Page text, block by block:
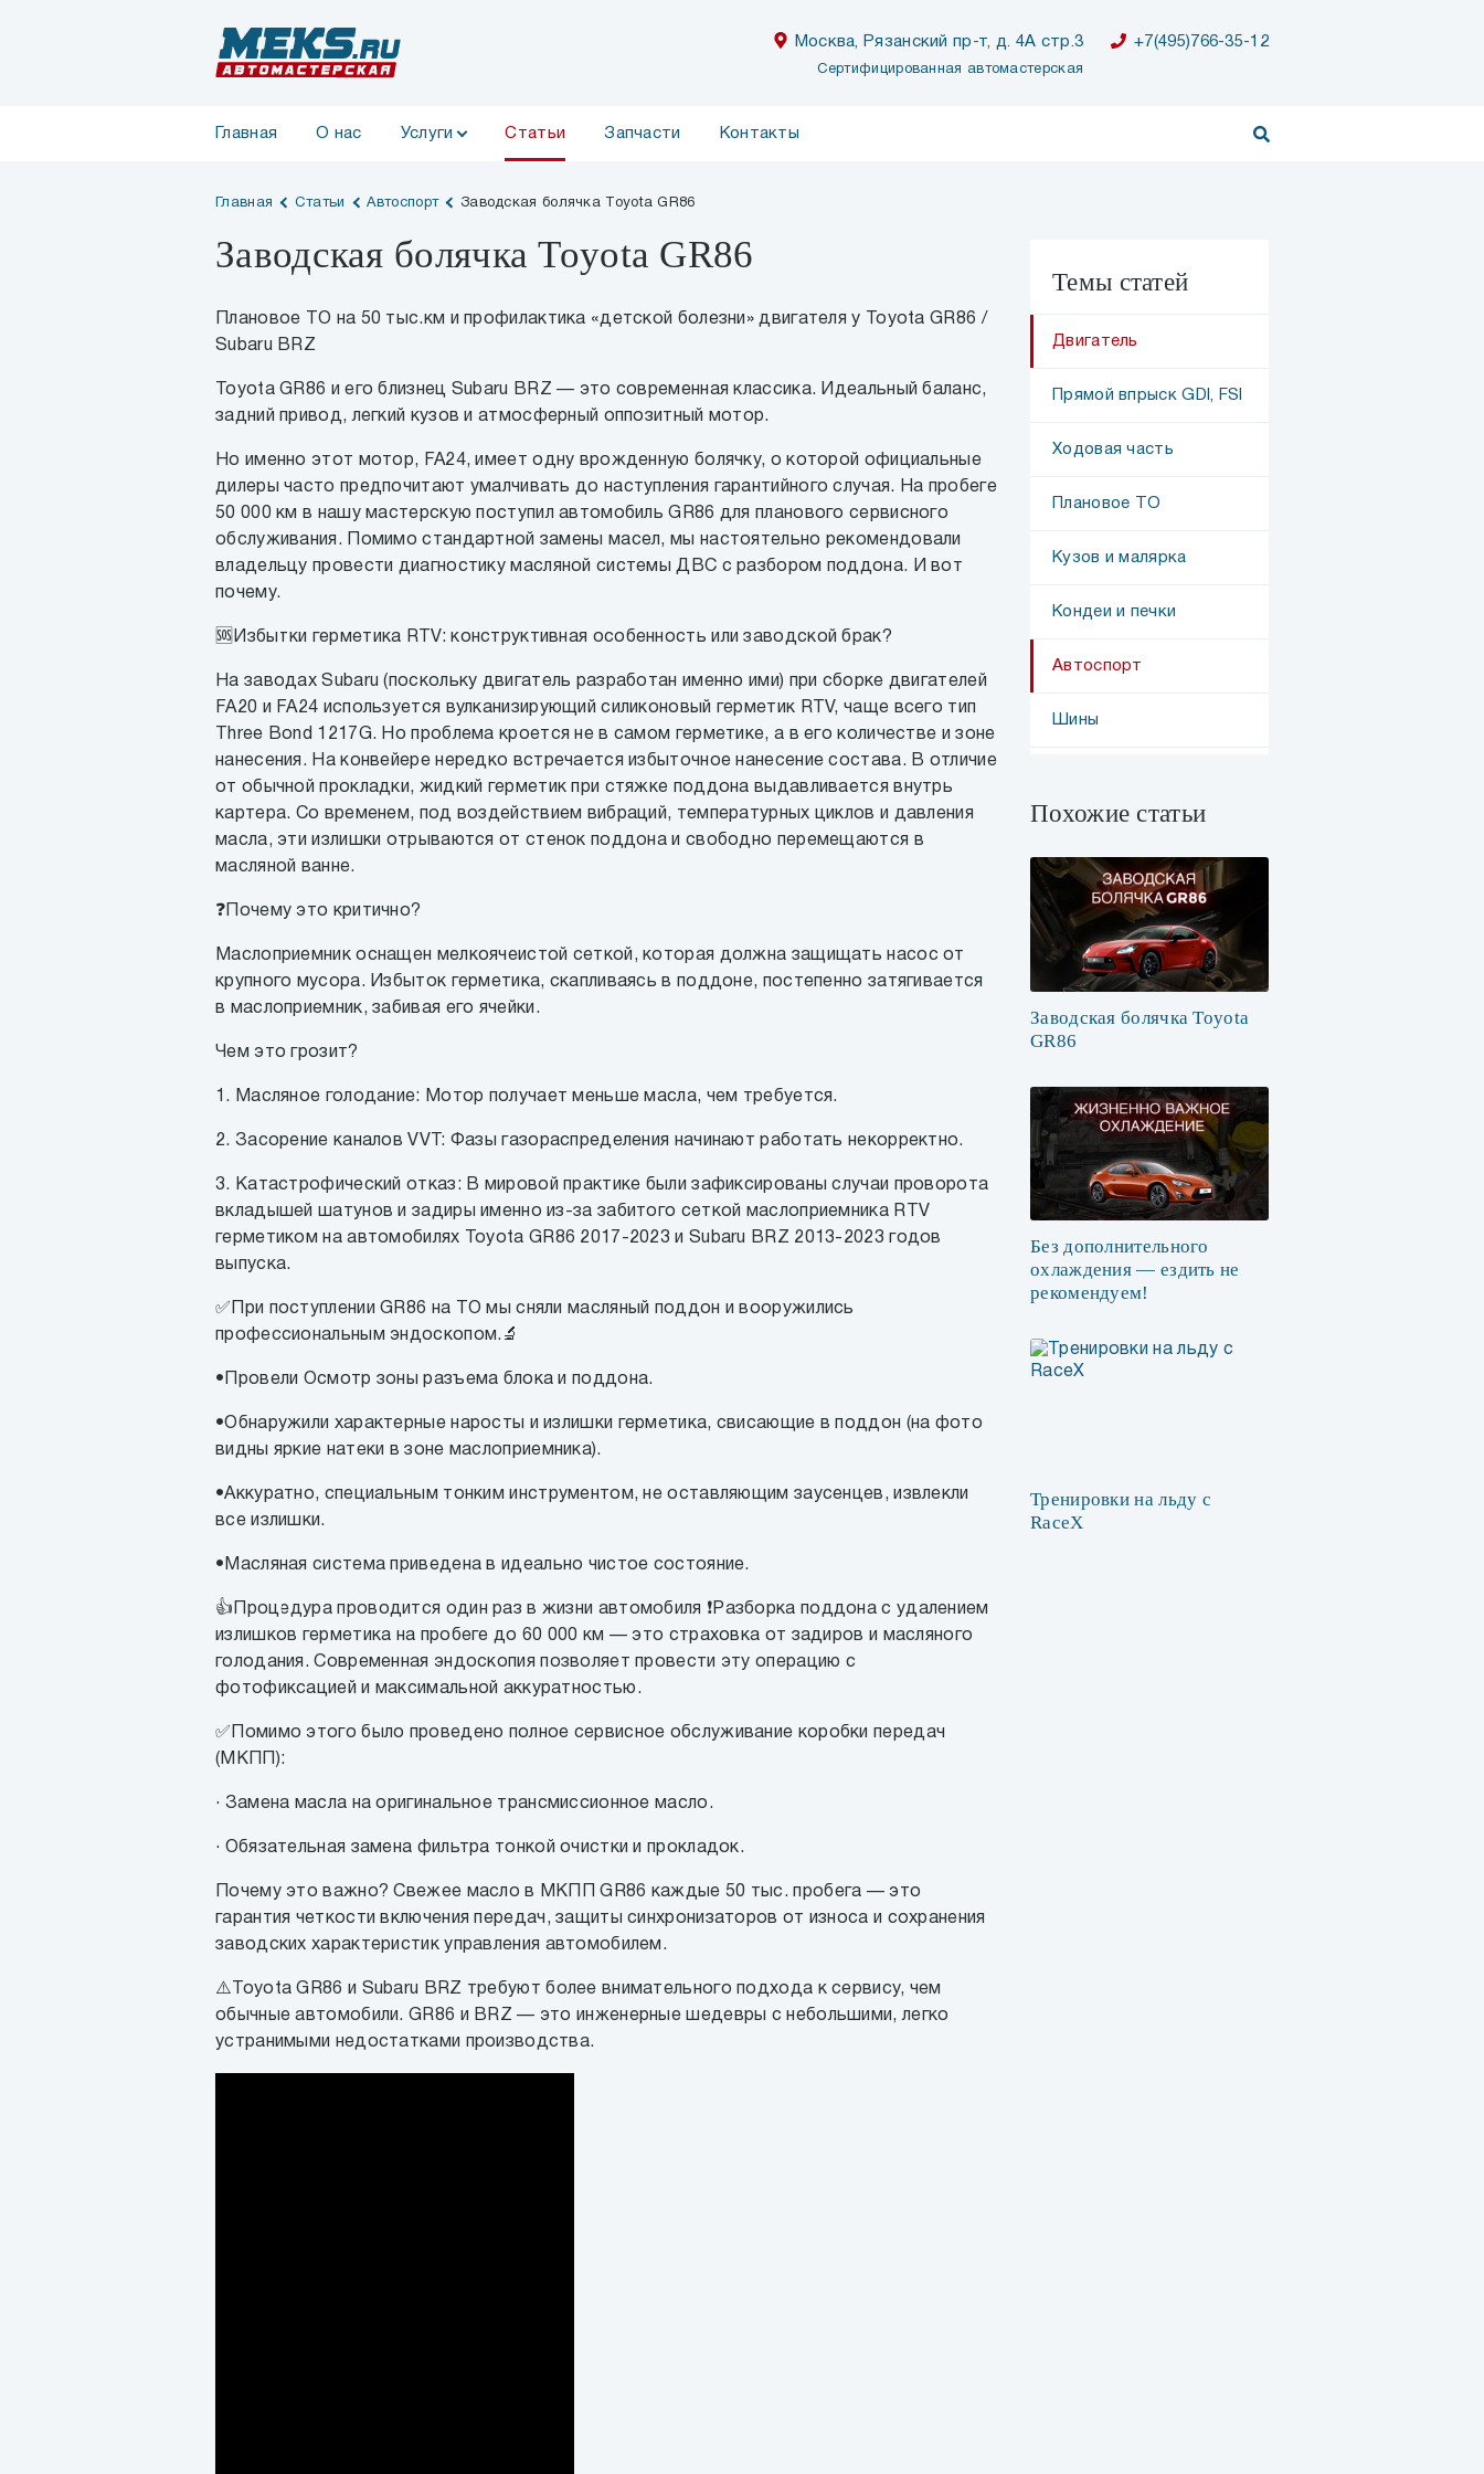
Москва, Рязанский пр-т, д. 4А стр.3
Сертифицированная автомастерская
+7(495)766-35-12
Главная О нас Услуги Статьи Запчасти Контакты
Главная Статьи Автоспорт Заводская болячка Toyota GR86
Заводская болячка Toyota GR86
Плановое ТО на 50 тыс.км и профилактика «детской болезни» двигателя у Toyota GR86 /
Subaru BRZ
Toyota GR86 и его близнец Subaru BRZ — это современная классика. Идеальный баланс,
задний привод, легкий кузов и атмосферный оппозитный мотор.
Но именно этот мотор, FA24, имеет одну врожденную болячку, о которой официальные
дилеры часто предпочитают умалчивать до наступления гарантийного случая. На пробеге
50 000 км в нашу мастерскую поступил автомобиль GR86 для планового сервисного
обслуживания. Помимо стандартной замены масел, мы настоятельно рекомендовали
владельцу провести диагностику масляной системы ДВС с разбором поддона. И вот
почему.
🆘Избытки герметика RTV: конструктивная особенность или заводской брак?
На заводах Subaru (поскольку двигатель разработан именно ими) при сборке двигателей
FA20 и FA24 используется вулканизирующий силиконовый герметик RTV, чаще всего тип
Three Bond 1217G. Но проблема кроется не в самом герметике, а в его количестве и зоне
нанесения. На конвейере нередко встречается избыточное нанесение состава. В отличие
от обычной прокладки, жидкий герметик при стяжке поддона выдавливается внутрь
картера. Со временем, под воздействием вибраций, температурных циклов и давления
масла, эти излишки отрываются от стенок поддона и свободно перемещаются в
масляной ванне.
❓Почему это критично?
Маслоприемник оснащен мелкоячеистой сеткой, которая должна защищать насос от
крупного мусора. Избыток герметика, скапливаясь в поддоне, постепенно затягивается
в маслоприемник, забивая его ячейки.
Чем это грозит?
1. Масляное голодание: Мотор получает меньше масла, чем требуется.
2. Засорение каналов VVT: Фазы газораспределения начинают работать некорректно.
3. Катастрофический отказ: В мировой практике были зафиксированы случаи проворота
вкладышей шатунов и задиры именно из-за забитого сеткой маслоприемника RTV
герметиком на автомобилях Toyota GR86 2017-2023 и Subaru BRZ 2013-2023 годов
выпуска.
✅При поступлении GR86 на ТО мы сняли масляный поддон и вооружились
профессиональным эндоскопом.🔬
•Провели Осмотр зоны разъема блока и поддона.
•Обнаружили характерные наросты и излишки герметика, свисающие в поддон (на фото
видны яркие натеки в зоне маслоприемника).
•Аккуратно, специальным тонким инструментом, не оставляющим заусенцев, извлекли
все излишки.
•Масляная система приведена в идеально чистое состояние.
👍Процедура проводится один раз в жизни автомобиля ❗️Разборка поддона с удалением
излишков герметика на пробеге до 60 000 км — это страховка от задиров и масляного
голодания. Современная эндоскопия позволяет провести эту операцию с
фотофиксацией и максимальной аккуратностью.
✅Помимо этого было проведено полное сервисное обслуживание коробки передач
(МКПП):
· Замена масла на оригинальное трансмиссионное масло.
· Обязательная замена фильтра тонкой очистки и прокладок.
Почему это важно? Свежее масло в МКПП GR86 каждые 50 тыс. пробега — это
гарантия четкости включения передач, защиты синхронизаторов от износа и сохранения
заводских характеристик управления автомобилем.
⚠️Toyota GR86 и Subaru BRZ требуют более внимательного подхода к сервису, чем
обычные автомобили. GR86 и BRZ — это инженерные шедевры с небольшими, легко
устранимыми недостатками производства.
Темы статей
Двигатель
Прямой впрыск GDI, FSI
Ходовая часть
Плановое ТО
Кузов и малярка
Кондеи и печки
Автоспорт
Шины
Похожие статьи
Заводская болячка Toyota
GR86
Без дополнительного
охлаждения — ездить не
рекомендуем!
Тренировки на льду с
RaceX